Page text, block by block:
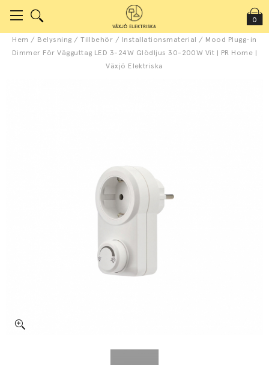
0
Hem / Belysning /Tillbehör / Installationsmaterial / Mood Plugg-in
Dimmer För Vägguttag LED 3-24W Glödljus 30-200W Vit | PR Home |
Växjö Elektriska